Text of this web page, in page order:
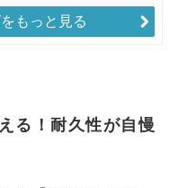
もっと見る
る！耐久性が自慢